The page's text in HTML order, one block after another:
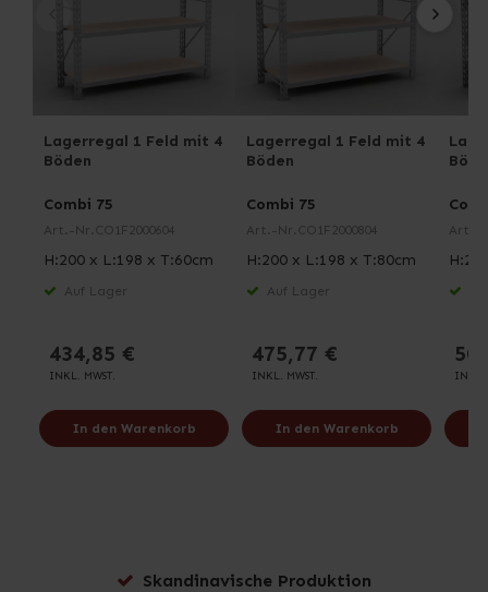
Lagerregal 1 Feld mit 4
Böden
Combi 75
Art.-Nr. CO1F2000604
H:200 x L:198 x T:60cm
Auf Lager
434,85 €
INKL. MWST.
In den Warenkorb
Lagerregal 1 Feld mit 4
Böden
Combi 75
Art.-Nr. CO1F2000804
H:200 x L:198 x T:80cm
Auf Lager
475,77 €
INKL. MWST.
In den Warenkorb
Art.-
INKL.
Skandinavische Produktion